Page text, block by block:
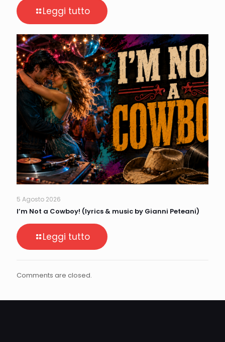
Leggi tutto
5 Agosto 2026
I’m Not a Cowboy! (lyrics & music by Gianni Peteani)
Leggi tutto
Comments are closed.